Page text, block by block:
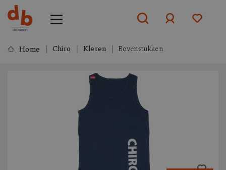
aanmelden
Home Chiro Kleren Bovenstukken